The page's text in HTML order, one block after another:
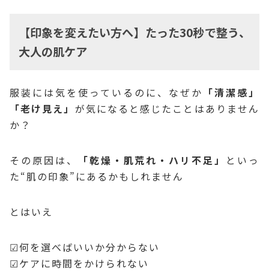
【印象を変えたい方へ】たった30秒で整う、
大人の肌ケア
服装には気を使っているのに、なぜか 「清潔感」
「老け見え」 が気になると感じたことはありません
か？
その原因は、 「乾燥・肌荒れ・ハリ不足」
といっ
た“肌の印象”にあるかもしれません
とはいえ
☑何を選べばいいか分からない
☑ケアに時間をかけられない